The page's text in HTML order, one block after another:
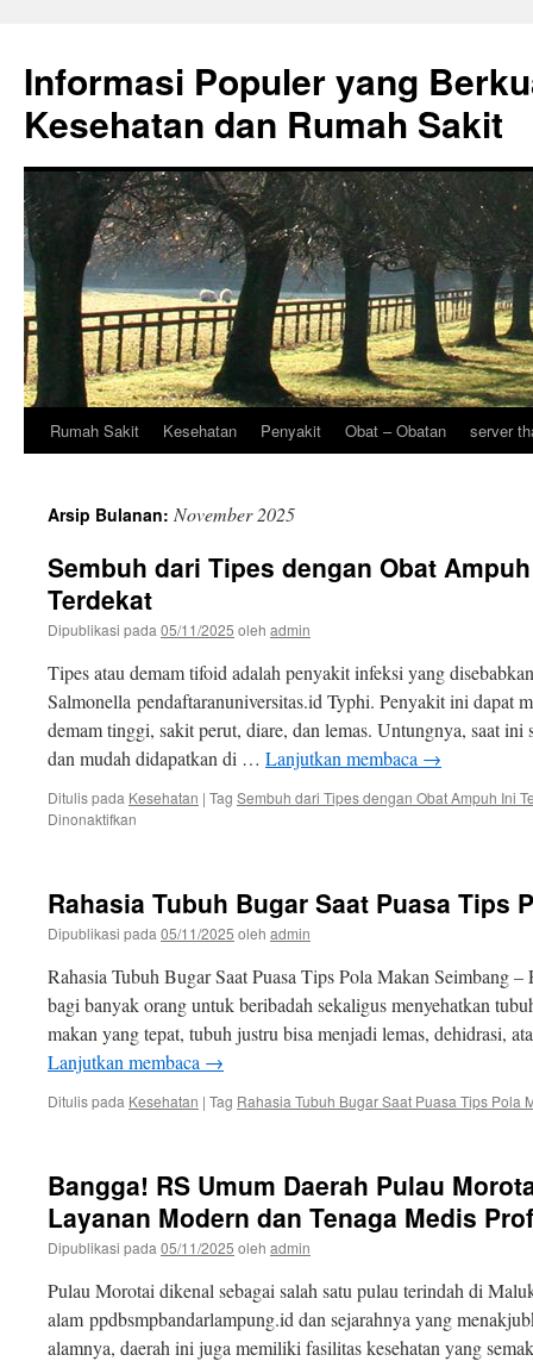
Informasi Populer yang
Kesehatan dan Rumah Sakit
Langsung
Rumah Sakit Kesehatan Penyakit Obat – Obatan server
Arsip Bulanan: November 2025
Sembuh dari Tipes dengan Obat
Terdekat
Dipublikasi pada 05/11/2025 oleh admin
Tipes atau demam tifoid adalah penyakit infeksi yang
Salmonella pendaftaranuniversitas.id Typhi. Penyakit ini dapat
demam tinggi, sakit perut, diare, dan lemas. Untungnya, saat ini
dan mudah didapatkan di … Lanjutkan membaca →
Ditulis pada Kesehatan | Tag Sembuh dari Tipes dengan Obat Ampuh Ini
Dinonaktifkan
dengan
Obat
Ampuh
Ini
Tersedia
di
Apotik
Terdekat
Rahasia Tubuh Bugar Saat Puasa Tips
Dipublikasi pada 05/11/2025 oleh admin
Rahasia Tubuh Bugar Saat Puasa Tips Pola Makan Seimbang –
bagi banyak orang untuk beribadah sekaligus menyehatkan
makan yang tepat, tubuh justru bisa menjadi lemas, dehidrasi,
Lanjutkan membaca →
Ditulis pada Kesehatan | Tag Rahasia Tubuh Bugar Saat Puasa Tips Pola
Bangga! RS Umum Daerah Pulau
Layanan Modern dan Tenaga Medis
Dipublikasi pada 05/11/2025 oleh admin
Pulau Morotai dikenal sebagai salah satu pulau terindah di
alam ppdbsmpbandarlampung.id dan sejarahnya yang
alamnya, daerah ini juga memiliki fasilitas kesehatan yang